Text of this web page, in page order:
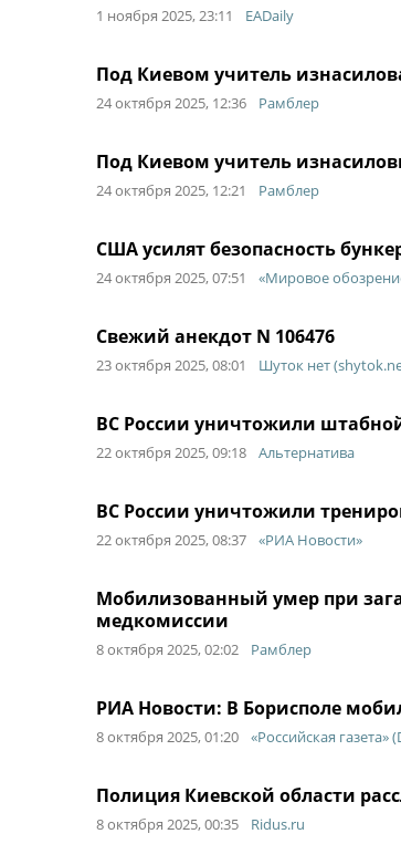
1 ноября 2025, 23:11 EADaily
Под Киевом учитель
24 октября 2025, 12:36 Рамблер
Под Киевом учитель
24 октября 2025, 12:21 Рамблер
США усилят безопасность
24 октября 2025, 07:51 «Мировое
Свежий анекдот N 106476
23 октября 2025, 08:01 Шуток нет
ВС России уничтожили
22 октября 2025, 09:18 Альтернатива
ВС России уничтожили
22 октября 2025, 08:37 «РИА Новости»
Мобилизованный умер при
медкомиссии
8 октября 2025, 02:02 Рамблер
РИА Новости: В Борисполе
8 октября 2025, 01:20 «Российская газета»
Полиция Киевской области
8 октября 2025, 00:35 Ridus.ru